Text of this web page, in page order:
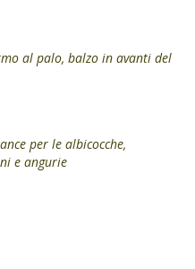
al palo, balzo in avanti del
per le albicocche,
e angurie